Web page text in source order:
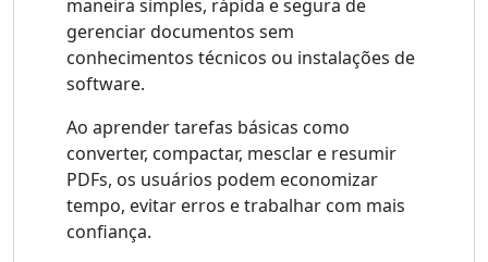
maneira simples, rápida e segura de
gerenciar documentos sem
conhecimentos técnicos ou instalações de
software.
Ao aprender tarefas básicas como
converter, compactar, mesclar e resumir
PDFs, os usuários podem economizar
tempo, evitar erros e trabalhar com mais
confiança.